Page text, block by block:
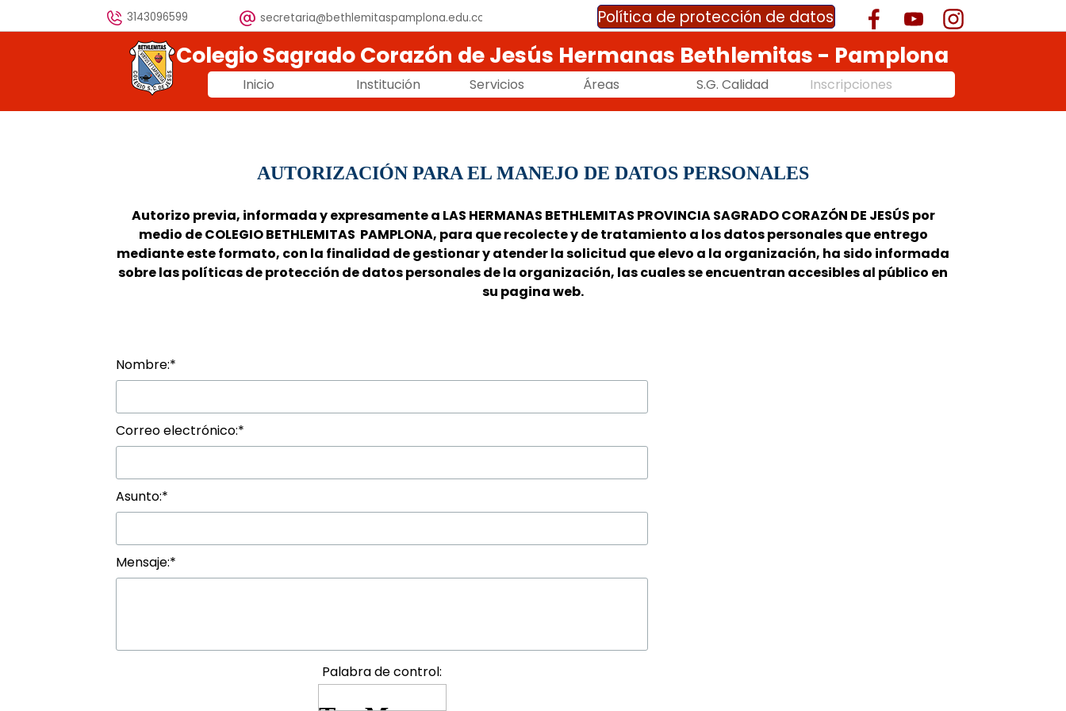
3143096599 secretaria@bethlemitaspamplona.edu.co
Saltar menú
Inicio Institución ▼
Servicios ▼
Áreas ▼
S.G. Calidad Inscripciones
Colegio Sagrado Corazón de Jesús Hermanas Bethlemitas - Pamplona
Política de protección de datos
AUTORIZACIÓN PARA EL MANEJO DE DATOS PERSONALES
Autorizo previa, informada y expresamente a LAS HERMANAS BETHLEMITAS PROVINCIA SAGRADO CORAZÓN DE JESÚS por
medio de COLEGIO BETHLEMITAS PAMPLONA, para que recolecte y de tratamiento a los datos personales que entrego
mediante este formato, con la finalidad de gestionar y atender la solicitud que elevo a la organización, ha sido informada
sobre las políticas de protección de datos personales de la organización, las cuales se encuentran accesibles al público en
su pagina web.
Nombre:*
Correo electrónico:*
Asunto:*
Mensaje:*
Palabra de control: